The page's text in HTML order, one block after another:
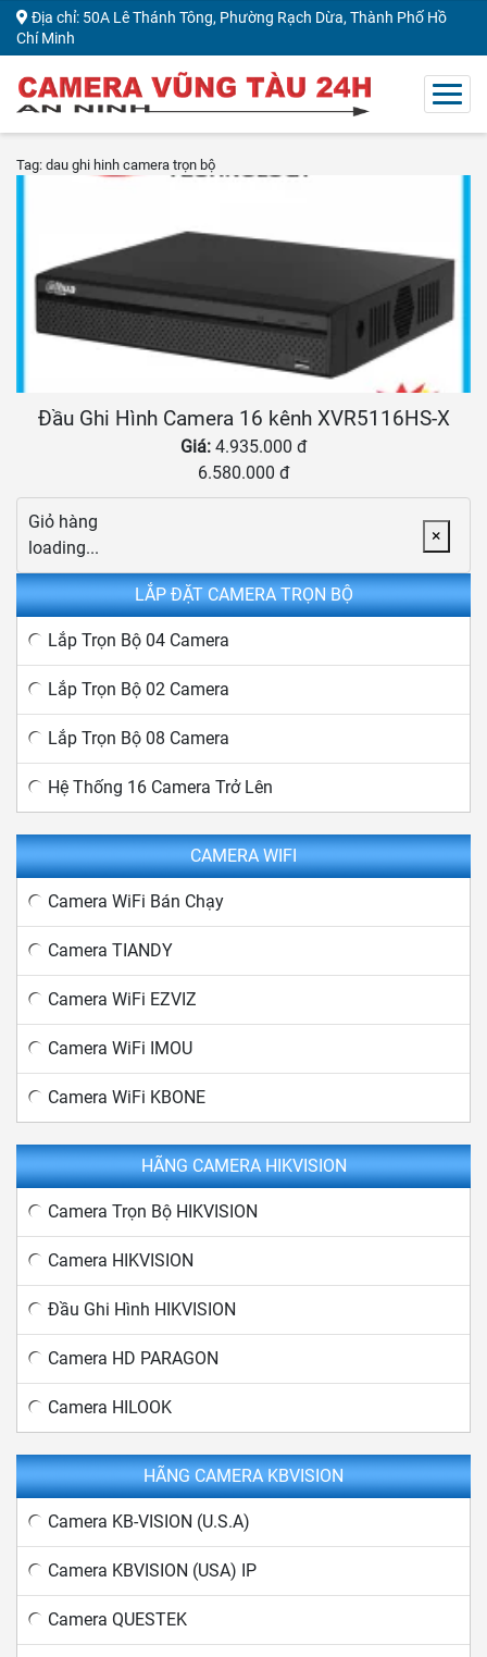
Địa chỉ: 50A Lê Thánh Tông, Phường Rạch Dừa, Thành Phố Hồ
Chí Minh
Tag: dau ghi hinh camera trọn bộ
Đầu Ghi Hình Camera 16 kênh XVR5116HS-X
Giá: 4.935.000 đ
6.580.000 đ
×
Giỏ hàng
loading...
LẮP ĐẶT CAMERA TRỌN BỘ
Lắp Trọn Bộ 04 Camera
Lắp Trọn Bộ 02 Camera
Lắp Trọn Bộ 08 Camera
Hệ Thống 16 Camera Trở Lên
CAMERA WIFI
Camera WiFi Bán Chạy
Camera TIANDY
Camera WiFi EZVIZ
Camera WiFi IMOU
Camera WiFi KBONE
HÃNG CAMERA HIKVISION
Camera Trọn Bộ HIKVISION
Camera HIKVISION
Đầu Ghi Hình HIKVISION
Camera HD PARAGON
Camera HILOOK
HÃNG CAMERA KBVISION
Camera KB-VISION (U.S.A)
Camera KBVISION (USA) IP
Camera QUESTEK